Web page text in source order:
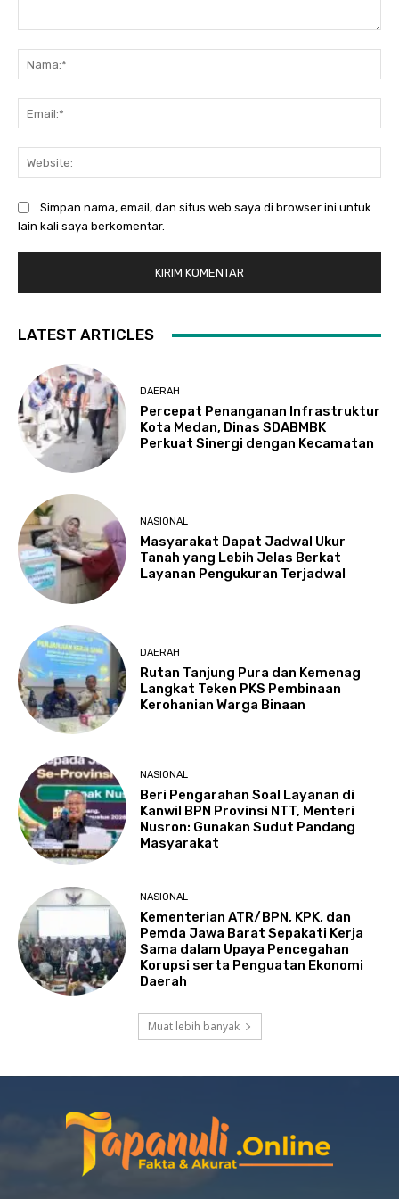
Simpan nama, email, dan situs web saya di browser ini untuk
lain kali saya berkomentar.
LATEST ARTICLES
DAERAH
Percepat Penanganan Infrastruktur
Kota Medan, Dinas SDABMBK
Perkuat Sinergi dengan Kecamatan
NASIONAL
Masyarakat Dapat Jadwal Ukur
Tanah yang Lebih Jelas Berkat
Layanan Pengukuran Terjadwal
DAERAH
Rutan Tanjung Pura dan Kemenag
Langkat Teken PKS Pembinaan
Kerohanian Warga Binaan
NASIONAL
Beri Pengarahan Soal Layanan di
Kanwil BPN Provinsi NTT, Menteri
Nusron: Gunakan Sudut Pandang
Masyarakat
NASIONAL
Kementerian ATR/BPN, KPK, dan
Pemda Jawa Barat Sepakati Kerja
Sama dalam Upaya Pencegahan
Korupsi serta Penguatan Ekonomi
Daerah
Muat lebih banyak